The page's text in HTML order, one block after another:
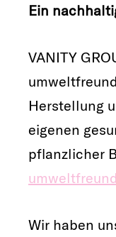
Ein
VANITY
Herstellung
eigenen
pflanzlicher
Wir haben